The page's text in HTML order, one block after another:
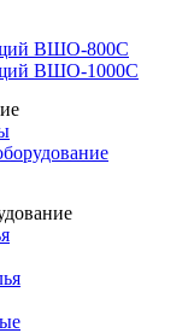
ВШО-800С
ВШО-1000С